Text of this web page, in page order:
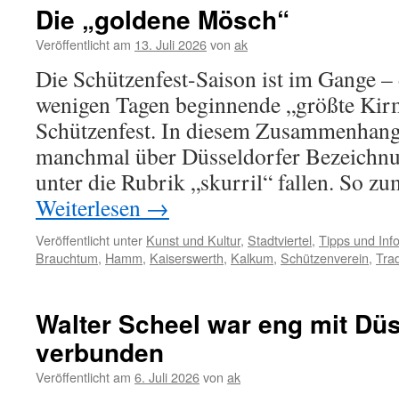
elegante
Windspiele
Die „goldene Mösch“
Veröffentlicht am 13. Juli 2026von ak
Die Schützenfest-Saison ist im Gange
wenigen Tagen beginnende „größte
Schützenfest. In diesem
manchmal über Düsseldorfer
unter die Rubrik „skurril“ fallen. So
Weiterlesen →
Veröffentlicht unter Kunst und Kultur, Stadtviertel, Tipps und
Brauchtum, Hamm, Kaiserswerth, Kalkum, Schützenverein,
Walter Scheel war eng mit
verbunden
Veröffentlicht am 6. Juli 2026von ak